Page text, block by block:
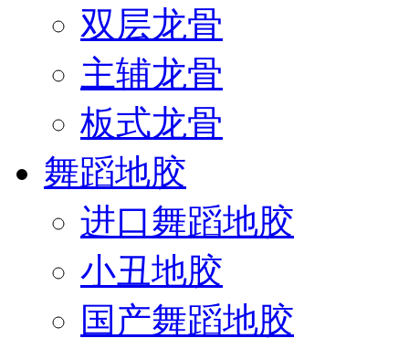
双层龙骨
主辅龙骨
板式龙骨
舞蹈地胶
进口舞蹈地胶
小丑地胶
国产舞蹈地胶